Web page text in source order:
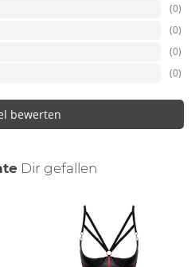
(0)
(0)
(0)
(0)
bewerten
Dir auch
gefallen